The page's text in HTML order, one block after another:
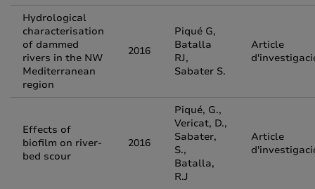
Hydrological
characterisation
of dammed
rivers in the NW
Mediterranean
region
2016
Piqué G,
Batalla
RJ,
Sabater S.
Article
Effects of
biofilm on river-
bed scour
2016
Piqué, G.,
Vericat, D.,
Sabater,
S.,
Batalla,
R.J
Article